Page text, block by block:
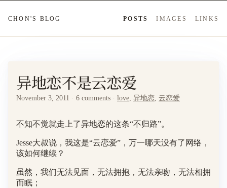
CHON'S BLOG POSTS IMAGES LINKS
异地恋不是云恋爱
November 3, 2011 · 6 comments · love, 异地恋, 云恋爱
不知不觉就走上了异地恋的这条“不归路”。
Jesse大叔说，我这是“云恋爱”，万一哪天没有了网络，
该如何继续？
虽然，我们无法见面，无法拥抱，无法亲吻，无法相拥
而眠；